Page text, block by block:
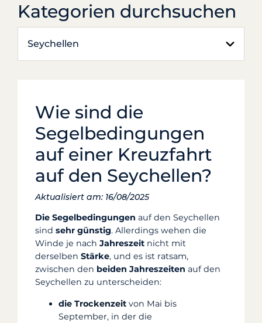
Kategorien durchsuchen
Seychellen
Wie sind die
Segelbedingungen
auf einer Kreuzfahrt
auf den Seychellen?
Aktualisiert am: 16/08/2025
Die Segelbedingungen auf den Seychellen
sind sehr günstig. Allerdings wehen die
Winde je nach Jahreszeit nicht mit
derselben Stärke, und es ist ratsam,
zwischen den beiden Jahreszeiten auf den
Seychellen zu unterscheiden:
die Trockenzeit von Mai bis
September, in der die